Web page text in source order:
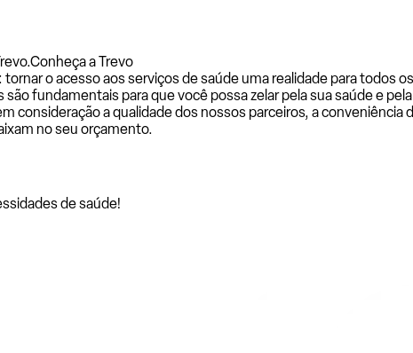
Conheça a Trevo
o acesso aos serviços de saúde uma realidade para todos
fundamentais para que você possa zelar pela sua saúde e
consideração a qualidade dos nossos parceiros, a
no seu orçamento.
de saúde!